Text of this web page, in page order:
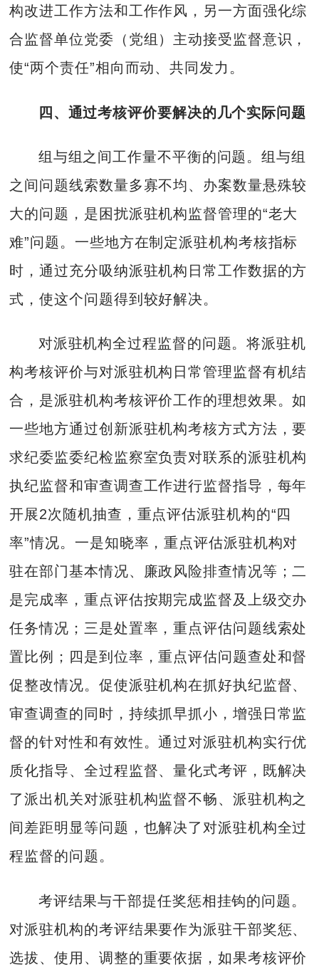
构改进工作方法和工作作风，另一方面强化综
合监督单位党委（党组）主动接受监督意识，
使“两个责任”相向而动、共同发力。
四、通过考核评价要解决的几个实际问题
组与组之间工作量不平衡的问题。组与组
之间问题线索数量多寡不均、办案数量悬殊较
大的问题，是困扰派驻机构监督管理的“老大
难”问题。一些地方在制定派驻机构考核指标
时，通过充分吸纳派驻机构日常工作数据的方
式，使这个问题得到较好解决。
对派驻机构全过程监督的问题。将派驻机
构考核评价与对派驻机构日常管理监督有机结
合，是派驻机构考核评价工作的理想效果。如
一些地方通过创新派驻机构考核方式方法，要
求纪委监委纪检监察室负责对联系的派驻机构
执纪监督和审查调查工作进行监督指导，每年
开展2次随机抽查，重点评估派驻机构的“四
率”情况。一是知晓率，重点评估派驻机构对
驻在部门基本情况、廉政风险排查情况等；二
是完成率，重点评估按期完成监督及上级交办
任务情况；三是处置率，重点评估问题线索处
置比例；四是到位率，重点评估问题查处和督
促整改情况。促使派驻机构在抓好执纪监督、
审查调查的同时，持续抓早抓小，增强日常监
督的针对性和有效性。通过对派驻机构实行优
质化指导、全过程监督、量化式考评，既解决
了派出机关对派驻机构监督不畅、派驻机构之
间差距明显等问题，也解决了对派驻机构全过
程监督的问题。
考评结果与干部提任奖惩相挂钩的问题。
对派驻机构的考评结果要作为派驻干部奖惩、
选拔、使用、调整的重要依据，如果考核评价